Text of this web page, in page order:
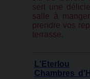
sert une
salle à
prendre vos
terrasse.
L'Eterlou
Chambres